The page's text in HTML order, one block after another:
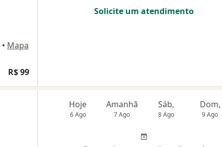
• Mapa
R$ 99
Solicite um atendimento
Hoje
6 Ago
Amanhã
7 Ago
Sáb,
8 Ago
Dom,
9 Ago